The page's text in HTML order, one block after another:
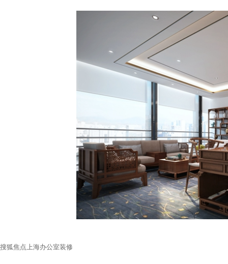
搜狐焦点上海办公室装修